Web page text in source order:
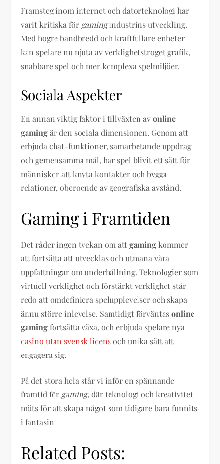
Framsteg inom internet och datorteknologi har
varit kritiska för gamingindustrins utveckling.
Med högre bandbredd och kraftfullare enheter
kan spelare nu njuta av verklighetstroget grafik,
snabbare spel och mer komplexa spelmiljöer.
Sociala Aspekter
En annan viktig faktor i tillväxten avonline
gamingär den sociala dimensionen. Genom att
erbjuda chat-funktioner, samarbetande uppdrag
och gemensamma mål, har spel blivit ett sätt för
människor att knyta kontakter och bygga
relationer, oberoende av geografiska avstånd.
Gaming i Framtiden
Det råder ingen tvekan om attgamingkommer
att fortsätta att utvecklas och utmana våra
uppfattningar om underhållning. Teknologier som
virtuell verklighet och förstärkt verklighet står
redo att omdefiniera spelupplevelser och skapa
ännu större inlevelse. Samtidigt förväntasonline
gaming fortsätta växa, och erbjuda spelare nya
casino utan svensk licensoch unika sätt att
engagera sig.
På det stora hela står vi inför en spännande
framtid för gaming, där teknologi och kreativitet
möts för att skapa något som tidigare bara funnits
i fantasin.
Related Posts: